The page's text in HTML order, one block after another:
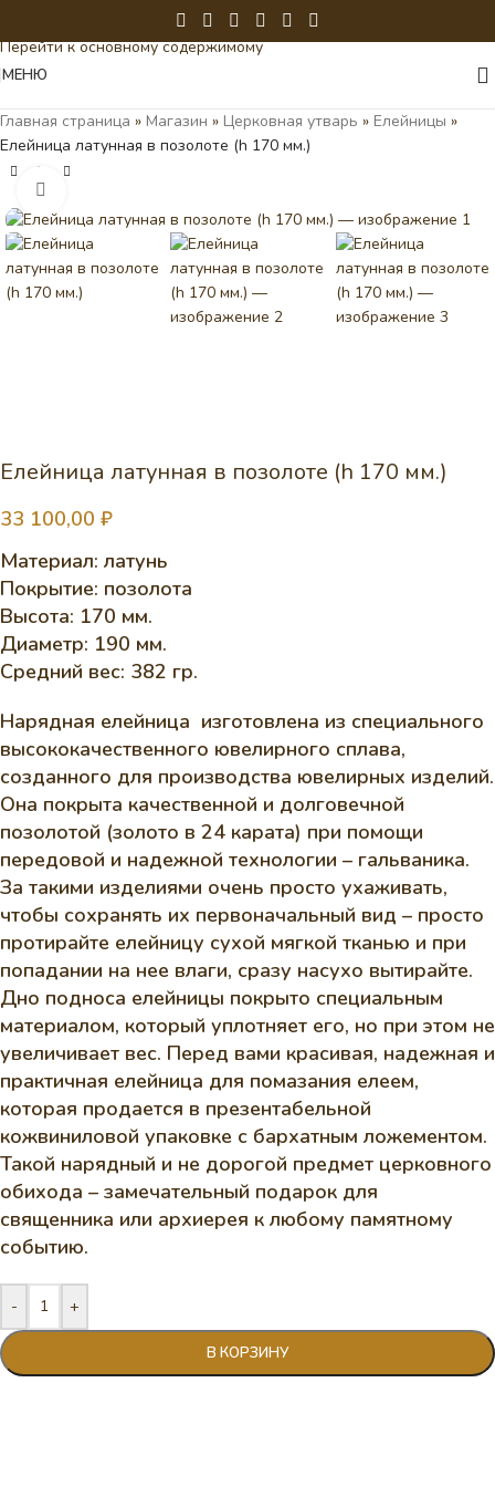
Перейти к основному содержимому
МЕНЮ
Главная страница » Магазин » Церковная утварь » Елейницы »
Елейница латунная в позолоте (h 170 мм.)
Елейница латунная в позолоте (h 170 мм.)
33 100,00 ₽
Материал: латунь
Покрытие: позолота
Высота: 170 мм.
Диаметр: 190 мм.
Средний вес: 382 гр.
Нарядная елейница изготовлена из специального
высококачественного ювелирного сплава,
созданного для производства ювелирных изделий.
Она покрыта качественной и долговечной
позолотой (золото в 24 карата) при помощи
передовой и надежной технологии – гальваника.
За такими изделиями очень просто ухаживать,
чтобы сохранять их первоначальный вид – просто
протирайте елейницу сухой мягкой тканью и при
попадании на нее влаги, сразу насухо вытирайте.
Дно подноса елейницы покрыто специальным
материалом, который уплотняет его, но при этом не
увеличивает вес. Перед вами красивая, надежная и
практичная елейница для помазания елеем,
которая продается в презентабельной
кожвиниловой упаковке с бархатным ложементом.
Такой нарядный и не дорогой предмет церковного
обихода – замечательный подарок для
священника или архиерея к любому памятному
событию.
- +
В КОРЗИНУ